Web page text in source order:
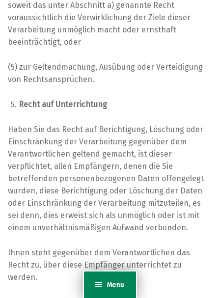
Menu
soweit das unter Abschnitt a) genannte Recht
voraussichtlich die Verwirklichung der Ziele dieser
Verarbeitung unmöglich macht oder ernsthaft
beeinträchtigt, oder
(5) zur Geltendmachung, Ausübung oder Verteidigung
von Rechtsansprüchen.
Recht auf Unterrichtung
Haben Sie das Recht auf Berichtigung, Löschung oder
Einschränkung der Verarbeitung gegenüber dem
Verantwortlichen geltend gemacht, ist dieser
verpflichtet, allen Empfängern, denen die Sie
betreffenden personenbezogenen Daten offengelegt
wurden, diese Berichtigung oder Löschung der Daten
oder Einschränkung der Verarbeitung mitzuteilen, es
sei denn, dies erweist sich als unmöglich oder ist mit
einem unverhältnismäßigen Aufwand verbunden.
Ihnen steht gegenüber dem Verantwortlichen das
Recht zu, über diese Empfänger unterrichtet zu
werden.